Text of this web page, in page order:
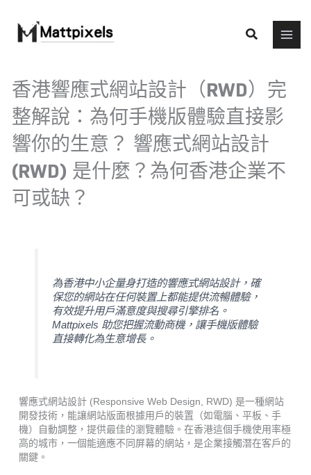
content
Search
香港響應式網站設計（RWD）完
整解說：為何手機版體驗直接影
響你的生意？ 響應式網站設計
(RWD) 是什麼？為何香港企業不
可或缺？
為香港中小企量身打造的響應式網站設計，確
保您的網站在任何裝置上都能提供流暢體驗，
有效提升用戶滿意度與搜尋引擎排名。
Mattpixels 助您把握流動商機，讓手機版體驗
直接轉化為生意增長。
響應式網站設計 (Responsive Web Design, RWD) 是一種網站
開發技術，能讓網站版面根據用戶的裝置（如電腦、平板、手
機）自動調整，提供最佳的瀏覽體驗。在香港這個手機使用率極
高的城市，一個能適應不同屏幕的網站，是企業接觸潛在客戶的
關鍵。